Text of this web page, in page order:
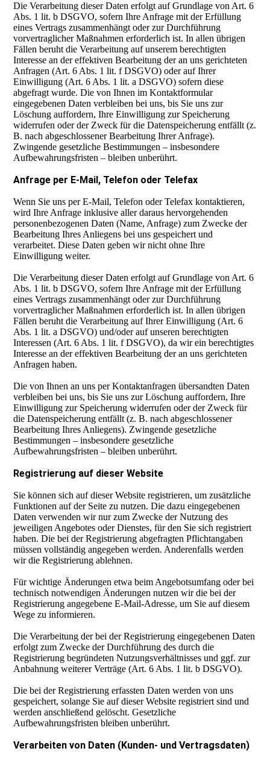
Die Verarbeitung dieser Daten erfolgt auf Grundlage von Art. 6
Abs. 1 lit. b DSGVO, sofern Ihre Anfrage mit der Erfüllung
eines Vertrags zusammenhängt oder zur Durchführung
vorvertraglicher Maßnahmen erforderlich ist. In allen übrigen
Fällen beruht die Verarbeitung auf unserem berechtigten
Interesse an der effektiven Bearbeitung der an uns gerichteten
Anfragen (Art. 6 Abs. 1 lit. f DSGVO) oder auf Ihrer
Einwilligung (Art. 6 Abs. 1 lit. a DSGVO) sofern diese
abgefragt wurde. Die von Ihnen im Kontaktformular
eingegebenen Daten verbleiben bei uns, bis Sie uns zur
Löschung auffordern, Ihre Einwilligung zur Speicherung
widerrufen oder der Zweck für die Datenspeicherung entfällt (z.
B. nach abgeschlossener Bearbeitung Ihrer Anfrage).
Zwingende gesetzliche Bestimmungen – insbesondere
Aufbewahrungsfristen – bleiben unberührt.
Anfrage per E-Mail, Telefon oder Telefax
Wenn Sie uns per E-Mail, Telefon oder Telefax kontaktieren,
wird Ihre Anfrage inklusive aller daraus hervorgehenden
personenbezogenen Daten (Name, Anfrage) zum Zwecke der
Bearbeitung Ihres Anliegens bei uns gespeichert und
verarbeitet. Diese Daten geben wir nicht ohne Ihre
Einwilligung weiter.
Die Verarbeitung dieser Daten erfolgt auf Grundlage von Art. 6
Abs. 1 lit. b DSGVO, sofern Ihre Anfrage mit der Erfüllung
eines Vertrags zusammenhängt oder zur Durchführung
vorvertraglicher Maßnahmen erforderlich ist. In allen übrigen
Fällen beruht die Verarbeitung auf Ihrer Einwilligung (Art. 6
Abs. 1 lit. a DSGVO) und/oder auf unseren berechtigten
Interessen (Art. 6 Abs. 1 lit. f DSGVO), da wir ein berechtigtes
Interesse an der effektiven Bearbeitung der an uns gerichteten
Anfragen haben.
Die von Ihnen an uns per Kontaktanfragen übersandten Daten
verbleiben bei uns, bis Sie uns zur Löschung auffordern, Ihre
Einwilligung zur Speicherung widerrufen oder der Zweck für
die Datenspeicherung entfällt (z. B. nach abgeschlossener
Bearbeitung Ihres Anliegens). Zwingende gesetzliche
Bestimmungen – insbesondere gesetzliche
Aufbewahrungsfristen – bleiben unberührt.
Registrierung auf dieser Website
Sie können sich auf dieser Website registrieren, um zusätzliche
Funktionen auf der Seite zu nutzen. Die dazu eingegebenen
Daten verwenden wir nur zum Zwecke der Nutzung des
jeweiligen Angebotes oder Dienstes, für den Sie sich registriert
haben. Die bei der Registrierung abgefragten Pflichtangaben
müssen vollständig angegeben werden. Anderenfalls werden
wir die Registrierung ablehnen.
Für wichtige Änderungen etwa beim Angebotsumfang oder bei
technisch notwendigen Änderungen nutzen wir die bei der
Registrierung angegebene E-Mail-Adresse, um Sie auf diesem
Wege zu informieren.
Die Verarbeitung der bei der Registrierung eingegebenen Daten
erfolgt zum Zwecke der Durchführung des durch die
Registrierung begründeten Nutzungsverhältnisses und ggf. zur
Anbahnung weiterer Verträge (Art. 6 Abs. 1 lit. b DSGVO).
Die bei der Registrierung erfassten Daten werden von uns
gespeichert, solange Sie auf dieser Website registriert sind und
werden anschließend gelöscht. Gesetzliche
Aufbewahrungsfristen bleiben unberührt.
Verarbeiten von Daten (Kunden- und Vertragsdaten)